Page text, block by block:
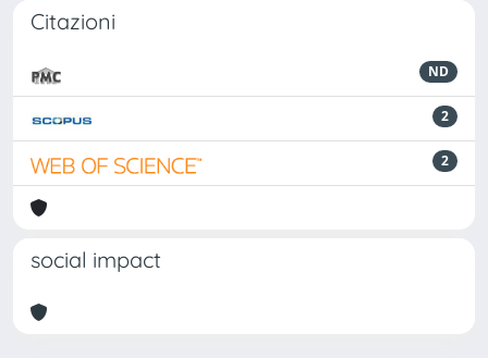
Citazioni
ND
2
2
social impact